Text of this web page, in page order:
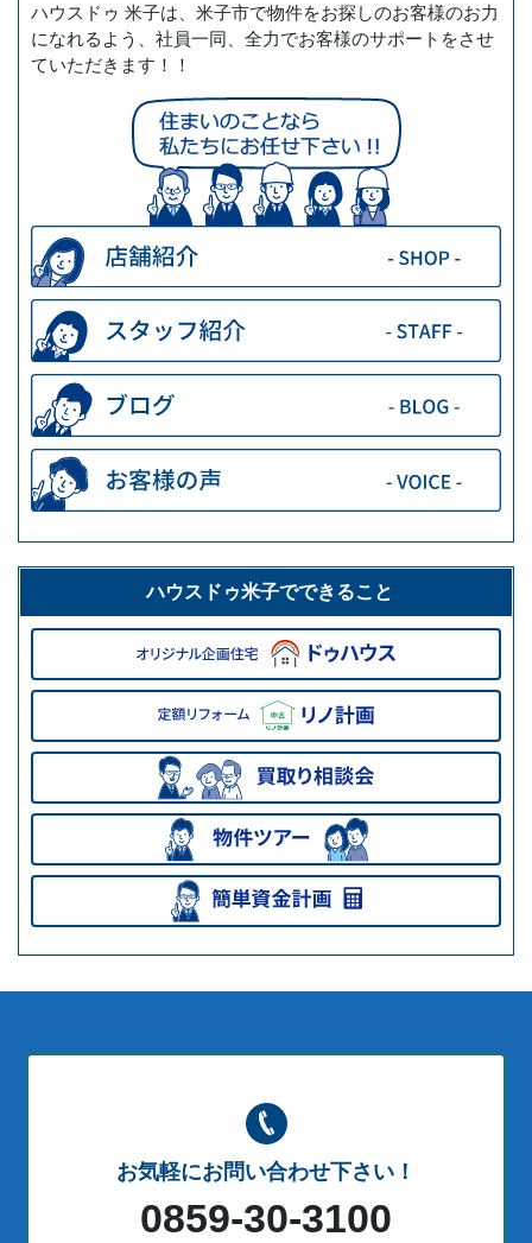
ハウスドゥ 米子は、米子市で物件をお探しのお客様のお力
になれるよう、社員一同、全力でお客様のサポートをさせ
ていただきます！！
ハウスドゥ米子でできること
お気軽にお問い合わせ下さい！
0859-30-3100